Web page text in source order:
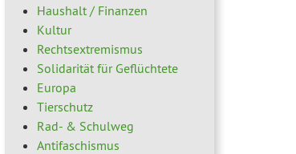
Haushalt / Finanzen
Kultur
Rechtsextremismus
Solidarität für Geflüchtete
Europa
Tierschutz
Rad- & Schulweg
Antifaschismus